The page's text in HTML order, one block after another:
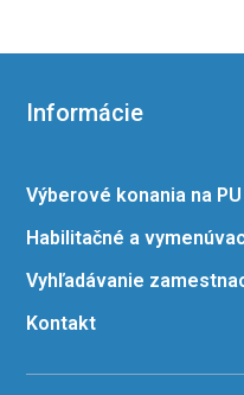
Informácie
Výberové konania na
Habilitačné a
Vyhľadávanie
Kontakt